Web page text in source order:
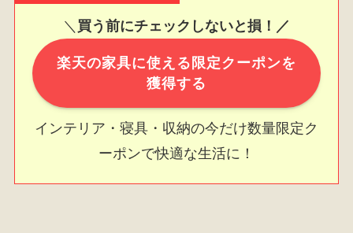
＼ 買う前にチェックしないと損！／
楽天の家具に使える限定クーポンを
獲得する
インテリア・寝具・収納の今だけ数量限定ク
ーポンで快適な生活に！